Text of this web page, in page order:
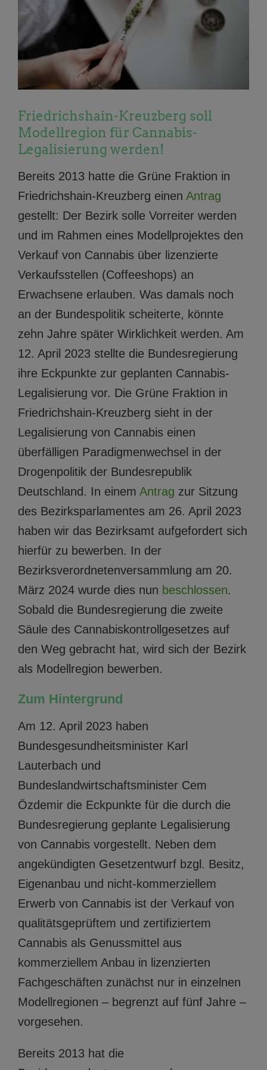
Friedrichshain-Kreuzberg soll
Modellregion für Cannabis-
Legalisierung werden!
Bereits 2013 hatte die Grüne Fraktion in
Friedrichshain-Kreuzberg einen Antrag
gestellt: Der Bezirk solle Vorreiter werden
und im Rahmen eines Modellprojektes den
Verkauf von Cannabis über lizenzierte
Verkaufsstellen (Coffeeshops) an
Erwachsene erlauben. Was damals noch
an der Bundespolitik scheiterte, könnte
zehn Jahre später Wirklichkeit werden. Am
12. April 2023 stellte die Bundesregierung
ihre Eckpunkte zur geplanten Cannabis-
Legalisierung vor. Die Grüne Fraktion in
Friedrichshain-Kreuzberg sieht in der
Legalisierung von Cannabis einen
überfälligen Paradigmenwechsel in der
Drogenpolitik der Bundesrepublik
Deutschland. In einem Antrag zur Sitzung
des Bezirksparlamentes am 26. April 2023
haben wir das Bezirksamt aufgefordert sich
hierfür zu bewerben. In der
Bezirksverordnetenversammlung am 20.
März 2024 wurde dies nun beschlossen.
Sobald die Bundesregierung die zweite
Säule des Cannabiskontrollgesetzes auf
den Weg gebracht hat, wird sich der Bezirk
als Modellregion bewerben.
Zum Hintergrund
Am 12. April 2023 haben
Bundesgesundheitsminister Karl
Lauterbach und
Bundeslandwirtschaftsminister Cem
Özdemir die Eckpunkte für die durch die
Bundesregierung geplante Legalisierung
von Cannabis vorgestellt. Neben dem
angekündigten Gesetzentwurf bzgl. Besitz,
Eigenanbau und nicht-kommerziellem
Erwerb von Cannabis ist der Verkauf von
qualitätsgeprüftem und zertifiziertem
Cannabis als Genussmittel aus
kommerziellem Anbau in lizenzierten
Fachgeschäften zunächst nur in einzelnen
Modellregionen – begrenzt auf fünf Jahre –
vorgesehen.
Bereits 2013 hat die